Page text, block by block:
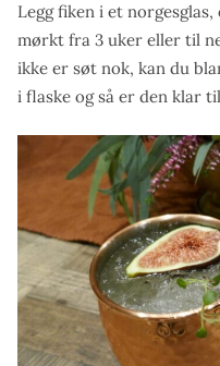
Legg fiken i et
mørkt fra 3 uker eller til
ikke er søt nok, kan du
i flaske og så er den klar